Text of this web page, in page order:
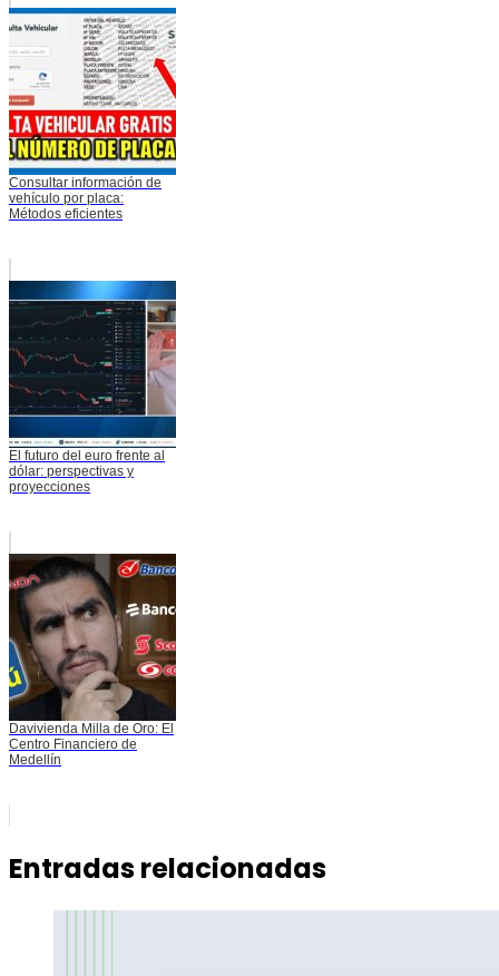
Consultar información de
vehículo por placa:
Métodos eficientes
El futuro del euro frente al
dólar: perspectivas y
proyecciones
Davivienda Milla de Oro: El
Centro Financiero de
Medellín
Entradas relacionadas